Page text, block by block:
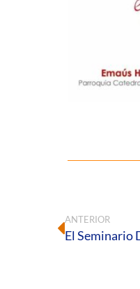
ANTERIOR